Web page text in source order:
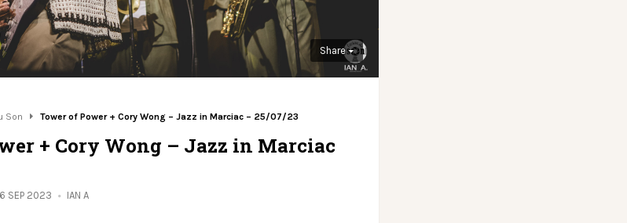
Share
Son Tower of Power + Cory Wong – Jazz in Marciac – 25/07/23
+ Cory Wong – Jazz in Marciac
SEP 2023 IAN A